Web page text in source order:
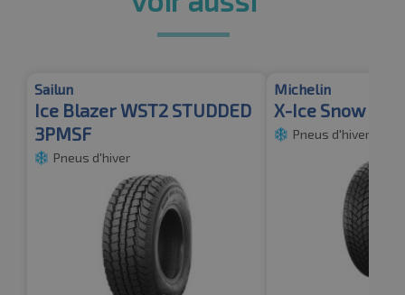
Sailun
Ice Blazer WST2 STUDDED
3PMSF
Pneus d'hiver
Michelin
X-Ice Snow
Pneus d'hiver